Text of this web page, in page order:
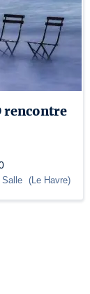
rencontre
Salle (Le Havre)